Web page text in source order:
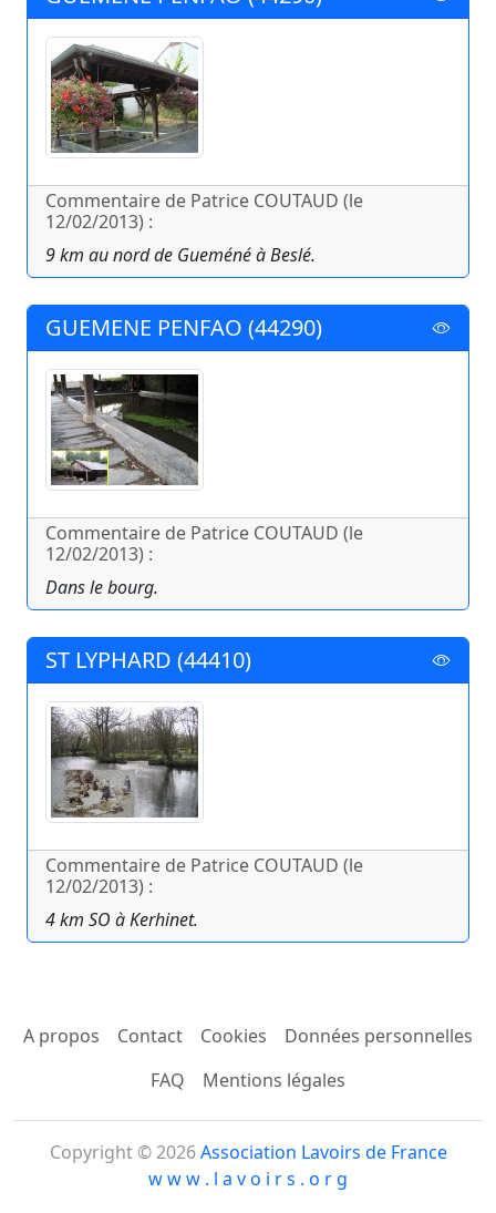
Commentaire de Patrice COUTAUD (le
12/02/2013) :
9 km au nord de Gueméné à Beslé.
GUEMENE PENFAO (44290)
Commentaire de Patrice COUTAUD (le
12/02/2013) :
Dans le bourg.
ST LYPHARD (44410)
Commentaire de Patrice COUTAUD (le
12/02/2013) :
4 km SO à Kerhinet.
A propos Contact Cookies
Données personnelles
FAQ
Mentions légales
Copyright © 2026Association Lavoirs de France
w w w . l a v o i r s . o r g